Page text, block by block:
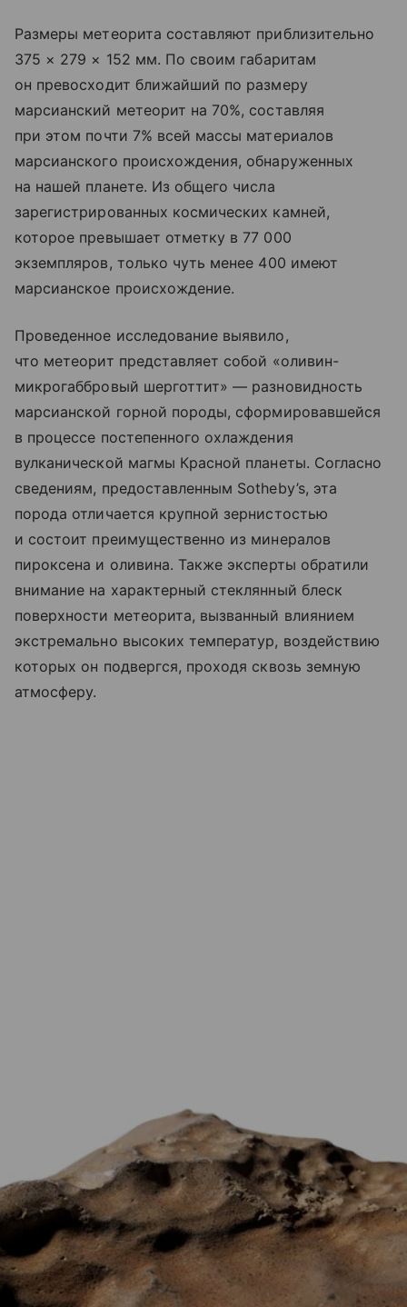
Размеры метеорита составляют приблизительно
375 × 279 × 152 мм. По своим габаритам
он превосходит ближайший по размеру
марсианский метеорит на 70%, составляя
при этом почти 7% всей массы материалов
марсианского происхождения, обнаруженных
на нашей планете. Из общего числа
зарегистрированных космических камней,
которое превышает отметку в 77 000
экземпляров, только чуть менее 400 имеют
марсианское происхождение.
Проведенное исследование выявило,
что метеорит представляет собой «оливин-
микрогаббровый шерготтит» — разновидность
марсианской горной породы, сформировавшейся
в процессе постепенного охлаждения
вулканической магмы Красной планеты. Согласно
сведениям, предоставленным Sotheby’s, эта
порода отличается крупной зернистостью
и состоит преимущественно из минералов
пироксена и оливина. Также эксперты обратили
внимание на характерный стеклянный блеск
поверхности метеорита, вызванный влиянием
экстремально высоких температур, воздействию
которых он подвергся, проходя сквозь земную
атмосферу.